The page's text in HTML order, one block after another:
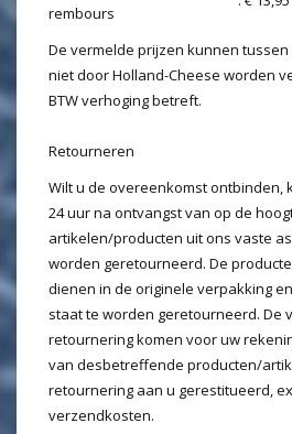
rembours
De vermelde prijzen kunnen
niet door Holland-Cheese worden
BTW verhoging betreft.
Retourneren
Wilt u de overeenkomst ontbinden,
24 uur na ontvangst van op de
artikelen/producten uit ons vaste
worden geretourneerd. De
dienen in de originele verpakking
staat te worden geretourneerd. De
retournering komen voor uw
van desbetreffende producten/
retournering aan u gerestitueerd,
verzendkosten.